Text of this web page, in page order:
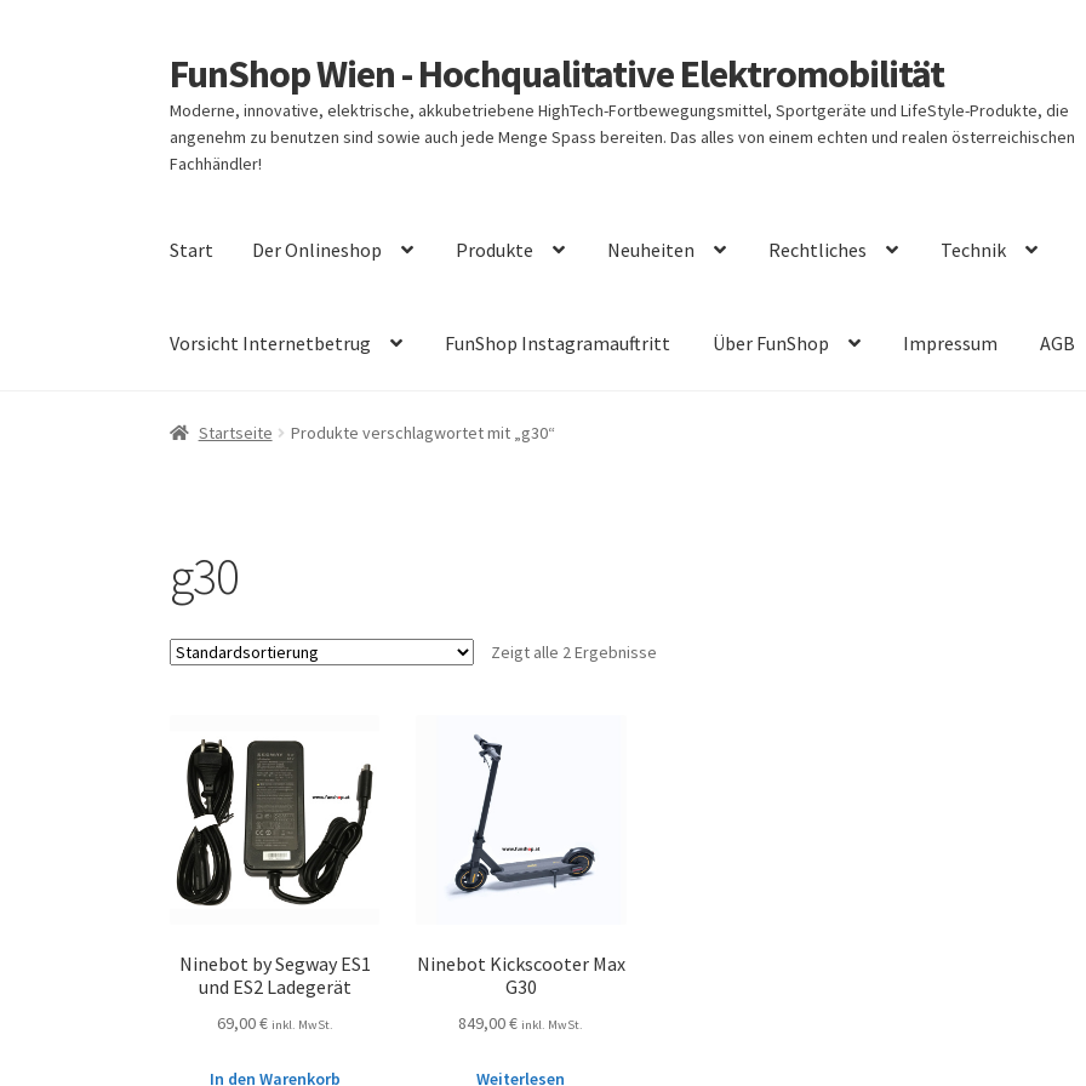
Zur
Navigation
springen
Zum
Inhalt
springen
FunShop Wien - Hochqualitative Elektromobilität
Moderne, innovative, elektrische, akkubetriebene HighTech-Fortbewegungsmittel, Sportgeräte und LifeStyle-Produkte, die
angenehm zu benutzen sind sowie auch jede Menge Spass bereiten. Das alles von einem echten und realen österreichischen
Fachhändler!
Start Der Onlineshop Produkte Neuheiten Rechtliches Technik
Vorsicht Internetbetrug FunShop Instagramauftritt Über FunShop Impressum AGB
Startseite Produkte verschlagwortet mit „g30“
g30
Zeigt alle 2 Ergebnisse
Ninebot by Segway ES1
und ES2 Ladegerät
69,00€ inkl. MwSt.
In den Warenkorb
Ninebot Kickscooter Max
G30
849,00€ inkl. MwSt.
Weiterlesen